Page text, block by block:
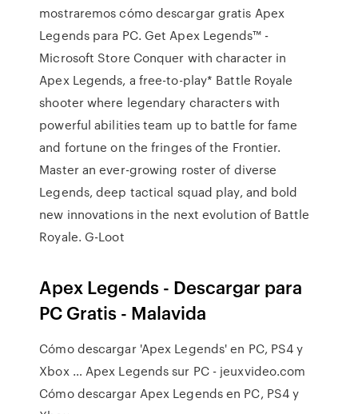
mostraremos cómo descargar gratis Apex
Legends para PC. Get Apex Legends™ -
Microsoft Store Conquer with character in
Apex Legends, a free-to-play* Battle Royale
shooter where legendary characters with
powerful abilities team up to battle for fame
and fortune on the fringes of the Frontier.
Master an ever-growing roster of diverse
Legends, deep tactical squad play, and bold
new innovations in the next evolution of Battle
Royale. G-Loot
Apex Legends - Descargar para
PC Gratis - Malavida
Cómo descargar 'Apex Legends' en PC, PS4 y
Xbox … Apex Legends sur PC - jeuxvideo.com
Cómo descargar Apex Legends en PC, PS4 y